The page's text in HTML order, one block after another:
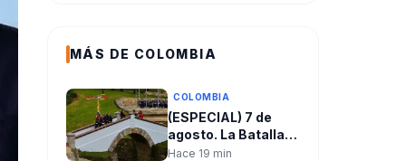
MÁS DE COLOMBIA
COLOMBIA
(ESPECIAL) 7 de
agosto. La Batalla
de Boyacá, el origen
Hace 19 min